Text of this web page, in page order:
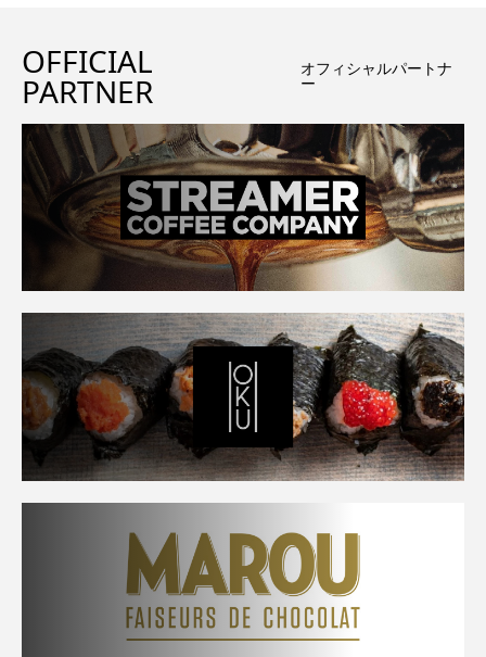
OFFICIAL
PARTNER
オフィシャルパートナ
ー